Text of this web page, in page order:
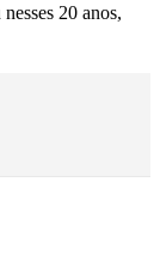
20 anos,